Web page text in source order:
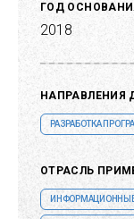
ГОД
2018
НАПРАВЛЕНИЯ
РАЗРАБОТКА
ОТРАСЛЬ